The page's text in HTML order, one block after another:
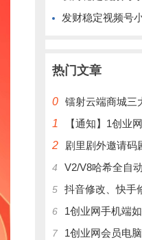
发财稳定视频号小红书点赞
热门文章
0 镭射云端商城三大基本功能，4涨
1
【通知】1创业
2
剧里剧外邀请码剧
4 V2/V8哈希全自动量
5 抖音修改、快手修改，视频号修改、大
6 1创业网手机端如
7 1创业网会员电脑端,